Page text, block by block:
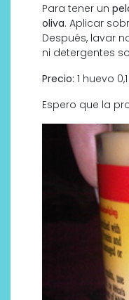
Para tener un
oliva. Aplicar
Después, lavar
ni detergentes
Precio: 1 huevo
Espero que la